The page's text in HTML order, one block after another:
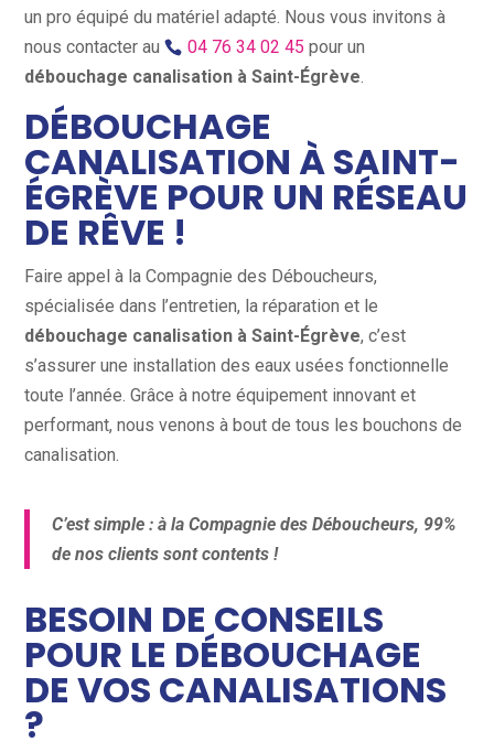
un pro équipé du matériel adapté. Nous vous invitons à
nous contacter au
04 76 34 02 45 pour un
débouchage canalisation à Saint-Égrève.
DÉBOUCHAGE
CANALISATION À SAINT-
ÉGRÈVE POUR UN RÉSEAU
DE RÊVE !
Faire appel à la Compagnie des Déboucheurs,
spécialisée dans l’entretien, la réparation et le
débouchage canalisation à Saint-Égrève, c’est
s’assurer une installation des eaux usées fonctionnelle
toute l’année. Grâce à notre équipement innovant et
performant, nous venons à bout de tous les bouchons de
canalisation.
C’est simple : à la Compagnie des Déboucheurs, 99%
de nos clients sont contents !
BESOIN DE CONSEILS
POUR LE DÉBOUCHAGE
DE VOS CANALISATIONS
?